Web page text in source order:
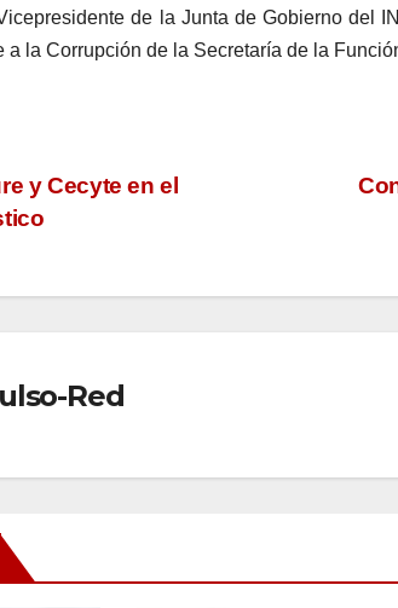
de la Junta de Gobierno del
a la Corrupción de la Secretaría de la
y Cecyte en el
Red